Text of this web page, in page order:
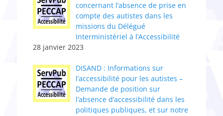
concernant l’absence de prise en
compte des autistes dans les
missions du Délégué
Interministériel à l’Accessibilité
28 janvier 2023
DISAND : Informations sur
l’accessibilité pour les autistes –
Demande de position sur
l’absence d’accessibilité dans les
politiques publiques, et sur notre